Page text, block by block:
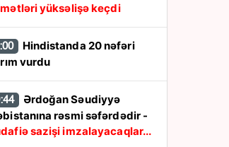
yüksəlişə keçdi
vurdu
rəsmi səfərdədir -
sazişi imzalayacaqlar...